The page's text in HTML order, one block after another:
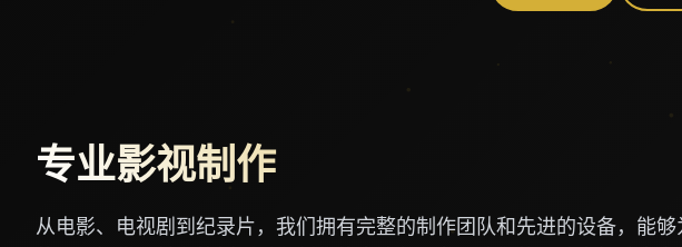
专业影视制作
从电影、电视剧到纪录片，我们拥有完整的制作团队和先进的设备，能够